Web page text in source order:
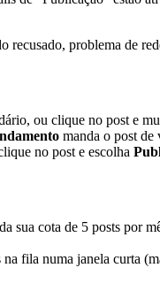
recusado, problema de
ou clique no post e
manda o post de
no post e escolha
sua cota de 5 posts por
na fila numa janela curta